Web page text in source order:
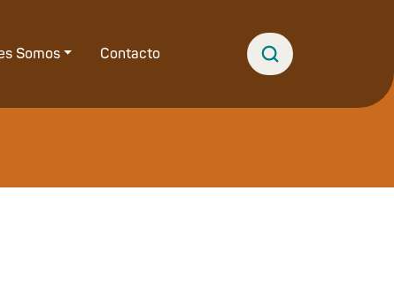
Somos Contacto